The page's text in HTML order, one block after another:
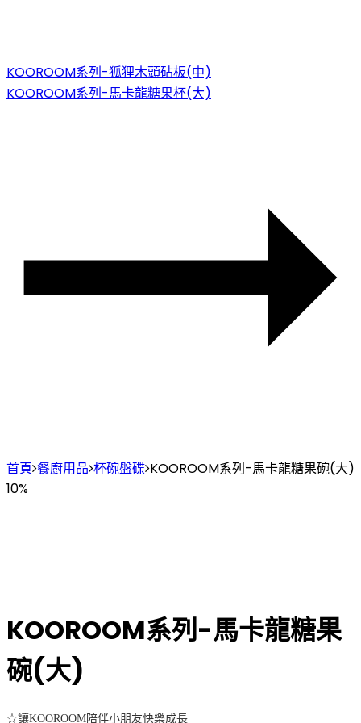
KOOROOM系列-狐狸木頭砧板(中)
KOOROOM系列-馬卡龍糖果杯(大)
首頁 餐廚用品 杯碗盤碟 KOOROOM系列-馬卡龍糖果碗(大)
10%
KOOROOM系列-馬卡龍糖果
碗(大)
☆讓KOOROOM陪伴小朋友快樂成長